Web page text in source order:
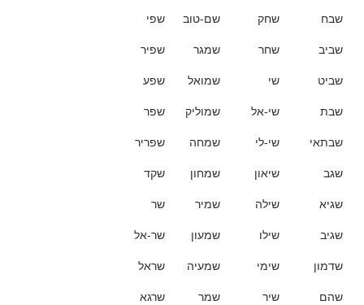
שבח
שביב
שביט
שבת
שבתאי
שגב
שגיא
שגיב
שדמון
שהם
שחק
שחר
שי
שי-אל
שי-לי
שיאון
שילה
שילו
שימי
שיר
שם-טוב
שמגר
שמואל
שמוליק
שמחה
שמחון
שמיר
שמעון
שמעיה
שמר
שפי
שפיר
שפע
שפר
שפריר
שקד
שר
שר-אל
שראל
שרגא